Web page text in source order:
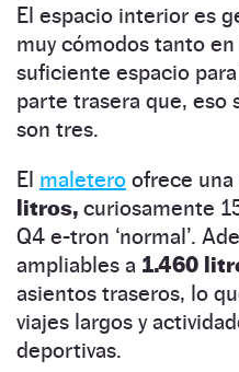
El espacio interior es
muy cómodos tanto
suficiente espacio para
parte trasera que, eso
son tres.
El maletero ofrece una
litros, curiosamente
Q4 e-tron ‘normal’.
ampliables a 1.460
asientos traseros, lo
viajes largos y
deportivas.